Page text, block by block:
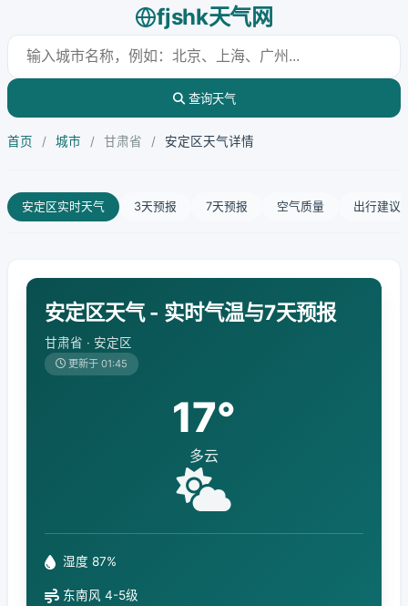
fjshk天气网
查询天气
首页 / 城市 / 甘肃省 / 安定区天气详情
安定区实时天气 3天预报 7天预报 空气质量 出行建议
安定区天气 - 实时气温与7天预报
甘肃省 · 安定区
更新于 01:45
17°
多云
湿度 87%
东南风 4-5级